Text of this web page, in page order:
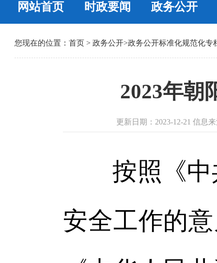
网站首页 时政要闻 政务公开
您现在的位置： 首页 > 政务公开>政务公开标准化规范化专
2023年朝
更新日期：2023-12-21 信息
按照《中
安全工作的